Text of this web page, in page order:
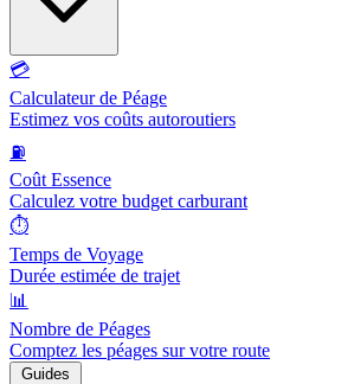
💳
Calculateur de Péage
Estimez vos coûts autoroutiers
⛽
Coût Essence
Calculez votre budget carburant
⏱️
Temps de Voyage
Durée estimée de trajet
📊
Nombre de Péages
Comptez les péages sur votre route
Guides